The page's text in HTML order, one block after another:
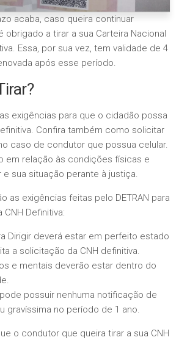
acaba, caso queira continuar
obrigado a tirar a sua Carteira Nacional
Essa, por sua vez, tem validade de 4
após esse período.
exigências para que o cidadão possa
Confira também como solicitar
caso de condutor que possua celular.
em relação às condições físicas e
sua situação perante à justiça.
as exigências feitas pelo DETRAN para
Definitiva:
Dirigir deverá estar em perfeito estado
a solicitação da CNH definitiva.
e mentais deverão estar dentro do
possuir nenhuma notificação de
gravíssima no período de 1 ano.
o condutor que queira tirar a sua CNH